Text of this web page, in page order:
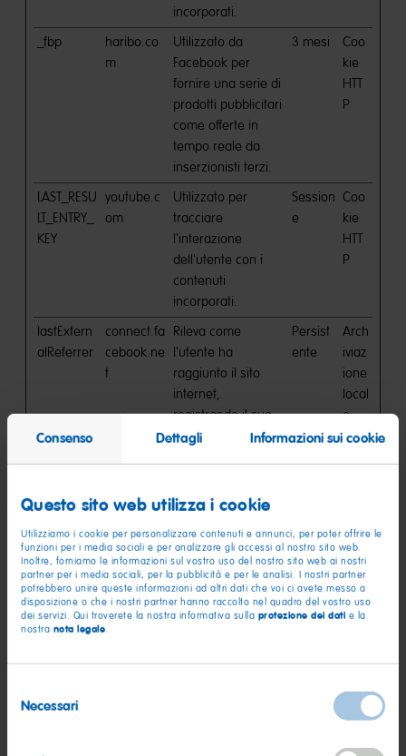
Consenso Dettagli Informazioni sui cookie
Questo sito web utilizza i cookie
Utilizziamo i cookie per personalizzare contenuti e annunci, per poter offrire le
funzioni per i media sociali e per analizzare gli accessi al nostro sito web.
Inoltre, forniamo le informazioni sul vostro uso del nostro sito web ai nostri
partner per i media sociali, per la pubblicità e per le analisi. I nostri partner
potrebbero unire queste informazioni ad altri dati che voi ci avete messo a
disposizione o che i nostri partner hanno raccolto nel quadro del vostro uso
dei servizi. Qui troverete la nostra informativa sulla protezione dei dati e la
nostra nota legale.
delNecessari
incorporati.
_fbp
haribo.co
m
Utilizzato da
Facebook per
fornire una serie di
prodotti pubblicitari
come offerte in
tempo reale da
inserzionisti terzi.
3 mesi
Coo
kie
HTT
P
LAST_RESU
LT_ENTRY_
KEY
youtube.c
om
Utilizzato per
tracciare
l'interazione
dell'utente con i
contenuti
incorporati.
Session
e
Coo
kie
HTT
P
lastExtern
alReferrer
connect.fa
cebook.ne
t
Rileva come
l'utente ha
raggiunto il sito
internet,
registrando il suo
precedente URL,
Persist
ente
Arch
iviaz
ione
local
e
HTM
lastExtern
alReferrer
Time
connect.fa
cebook.ne
t
Rileva come
l'utente ha
raggiunto il sito
internet,
registrando il suo
precedente URL,
ente
iviaz
ione
local
e
HTM
aseV2:V#||
xed
DB